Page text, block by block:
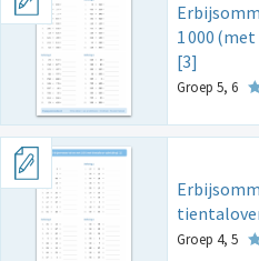
1000 (met
[3]
Groep 5, 6
Groep 4, 5